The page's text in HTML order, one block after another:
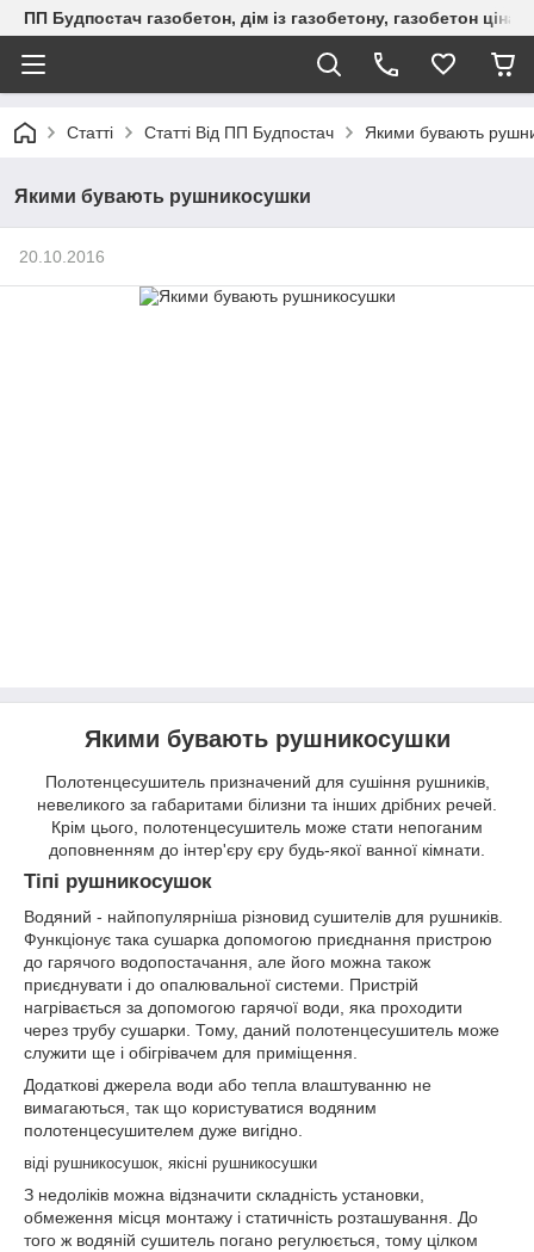
ПП Будпостач газобетон, дім із газобетону, газобетон
Статті Статті Від ПП Будпостач Якими бувають
Якими бувають рушникосушки
20.10.2016
Якими бувають рушникосушки
Полотенцесушитель призначений для сушіння рушників,
невеликого за габаритами білизни та інших дрібних речей.
Крім цього, полотенцесушитель може стати непоганим
доповненням до інтер'єру єру будь-якої ванної кімнати.
Тіпі рушникосушок
Водяний - найпопулярніша різновид сушителів для рушників.
Функціонує така сушарка допомогою приєднання пристрою
до гарячого водопостачання, але його можна також
приєднувати і до опалювальної системи. Пристрій
нагрівається за допомогою гарячої води, яка проходити
через трубу сушарки. Тому, даний полотенцесушитель може
служити ще і обігрівачем для приміщення.
Додаткові джерела води або тепла влаштуванню не
вимагаються, так що користуватися водяним
полотенцесушителем дуже вигідно.
віді рушникосушок, якісні рушникосушки
З недоліків можна відзначити складність установки,
обмеження місця монтажу і статичність розташування. До
того ж водяній сушитель погано регулюється, тому цілком